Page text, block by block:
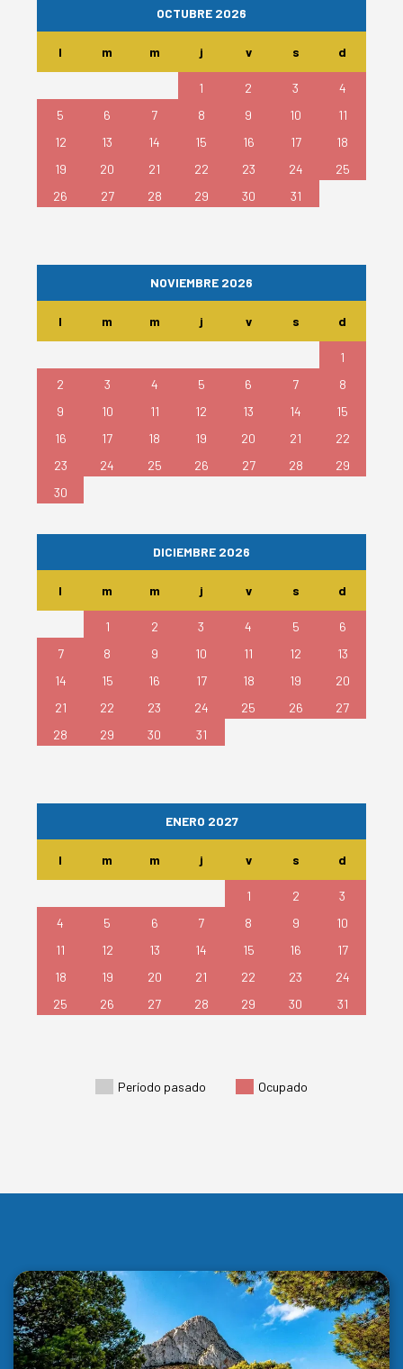
OCTUBRE 2026
l m m j v s d
1 2 3
4
5
6 7 8 9 10
11
12
13 14 15 16 17
18
19
20 21 22 23 24
25
26
27 28 29 30 31
NOVIEMBRE 2026
l m m j v s d
1
2
3 4 5 6 7
8
9
10 11 12 13 14
15
16
17 18 19 20 21
22
23
24 25 26 27 28
29
30
DICIEMBRE 2026
l m m j v s d
1 2 3 4 5
6
7
8 9 10 11 12
13
14
15 16 17 18 19
20
21
22 23 24 25 26
27
28
29 30 31
ENERO 2027
l m m j v s d
1 2
3
4
5 6 7 8 9
10
11
12 13 14 15 16
17
18
19 20 21 22 23
24
25
26 27 28 29 30 31
Período pasado Ocupado